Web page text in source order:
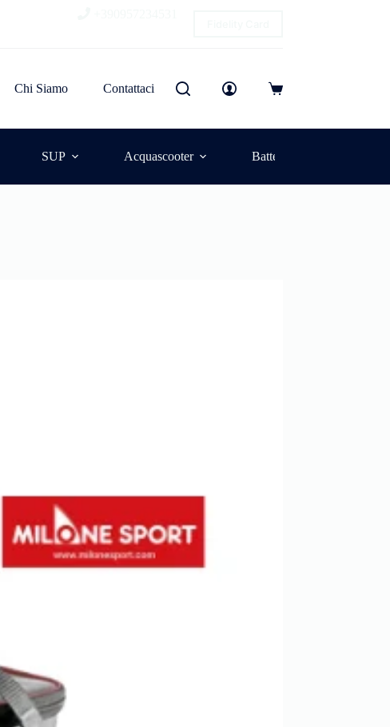
Chi Siamo Contattaci
SUP Acquascooter Batterie